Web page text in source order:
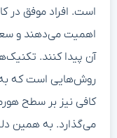
است. افراد موفق
اهمیت می‌دهند و سعی
آن پیدا کنند.
روش‌هایی است که
کافی نیز بر سطح